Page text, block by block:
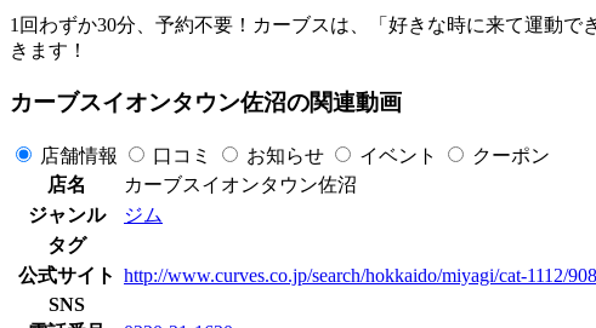
1回わずか30分、予約不要！カーブスは、「好きな時に来て運動
きます！
カーブスイオンタウン佐沼の関連動画
店舗情報 口コミ お知らせ イベント
クーポン
店名
カーブスイオンタウン佐沼
ジャンル
ジム
タグ
公式サイト http://www.curves.co.jp/search/hokkaido/miyagi/cat-1112/
SNS